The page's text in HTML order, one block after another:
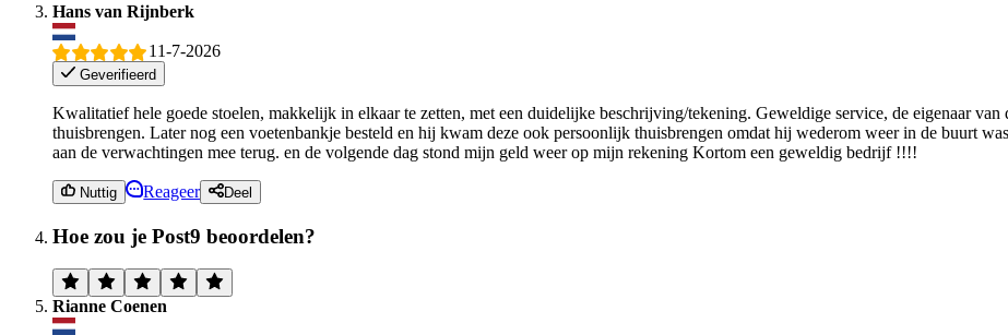
Hans van Rijnberk
11-7-2026
Geverifieerd
Kwalitatief hele goede stoelen, makkelijk in elkaar te zetten, met een duidelijke beschrijving/tekening. Geweldige service, de eigenaar
thuisbrengen. Later nog een voetenbankje besteld en hij kwam deze ook persoonlijk thuisbrengen omdat hij wederom weer in de buurt
aan de verwachtingen mee terug. en de volgende dag stond mijn geld weer op mijn rekening Kortom een geweldig bedrijf !!!!
Nuttig Reageer Deel
Hoe zou je Post9 beoordelen?
Rianne Coenen